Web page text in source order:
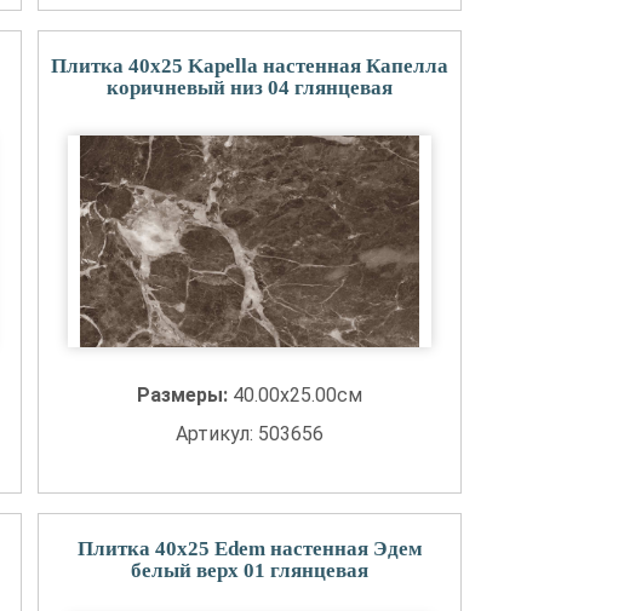
Плитка 40x25 Kapella настенная Капелла
коричневый низ 04 глянцевая
Размеры: 40.00x25.00см
Артикул: 503656
Плитка 40x25 Edem настенная Эдем
белый верх 01 глянцевая